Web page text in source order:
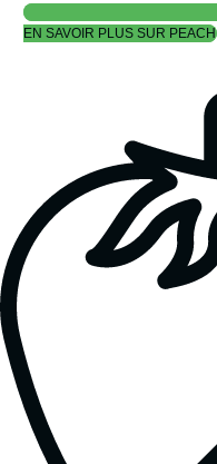
EN SAVOIR PLUS SUR PEACH